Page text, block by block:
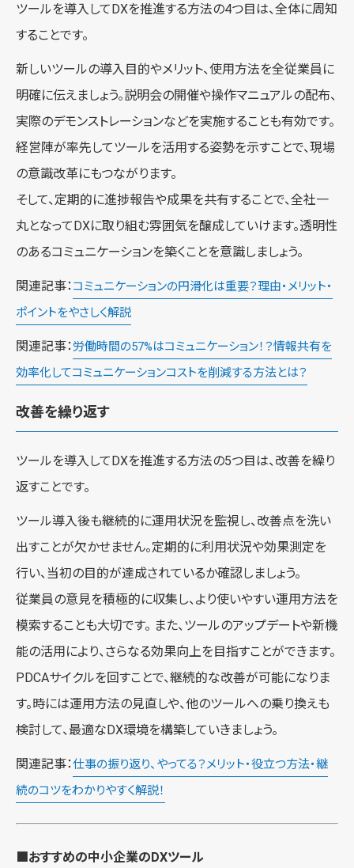
ツールを導入してDXを推進する方法の4つ目は、全体に周知
することです。
新しいツールの導入目的やメリット、使用方法を全従業員に
明確に伝えましょう。説明会の開催や操作マニュアルの配布、
実際のデモンストレーションなどを実施することも有効です。
経営陣が率先してツールを活用する姿勢を示すことで、現場
の意識改革にもつながります。
そして、定期的に進捗報告や成果を共有することで、全社一
丸となってDXに取り組む雰囲気を醸成していけます。透明性
のあるコミュニケーションを築くことを意識しましょう。
関連記事： コミュニケーションの円滑化は重要？理由・メリット・
ポイントをやさしく解説
関連記事： 労働時間の57%はコミュニケーション！？情報共有を
効率化してコミュニケーションコストを削減する方法とは？
改善を繰り返す
ツールを導入してDXを推進する方法の5つ目は、改善を繰り
返すことです。
ツール導入後も継続的に運用状況を監視し、改善点を洗い
出すことが欠かせません。定期的に利用状況や効果測定を
行い、当初の目的が達成されているか確認しましょう。
従業員の意見を積極的に収集し、より使いやすい運用方法を
模索することも大切です。 また、ツールのアップデートや新機
能の活用により、さらなる効果向上を目指すことができます。
PDCAサイクルを回すことで、継続的な改善が可能になりま
す。時には運用方法の見直しや、他のツールへの乗り換えも
検討して、最適なDX環境を構築していきましょう。
関連記事：仕事の振り返り、やってる？メリット・役立つ方法・継
続のコツをわかりやすく解説！
■おすすめの中小企業のDXツール